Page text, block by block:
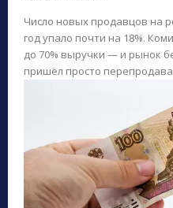
Число новых продавцов на
год упало почти на 18%.
до 70% выручки — и рынок
пришёл просто